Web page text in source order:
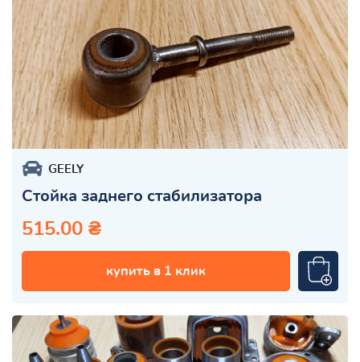
GEELY
Стойка заднего стабилизатора
515.00 ₴
купить в 1 клик